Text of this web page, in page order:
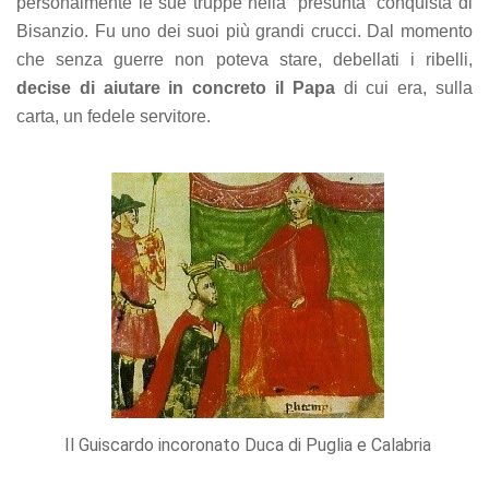
Bisanzio. Fu uno dei suoi più grandi crucci. Dal momento
che senza guerre non poteva stare, debellati i ribelli,
decise di aiutare in concreto il Papadi cui era, sulla
carta, un fedele servitore.
Il Guiscardo incoronato Duca di Puglia e Calabria